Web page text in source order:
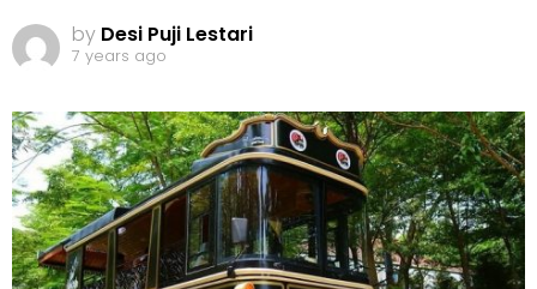
by Desi Puji Lestari
7 years ago